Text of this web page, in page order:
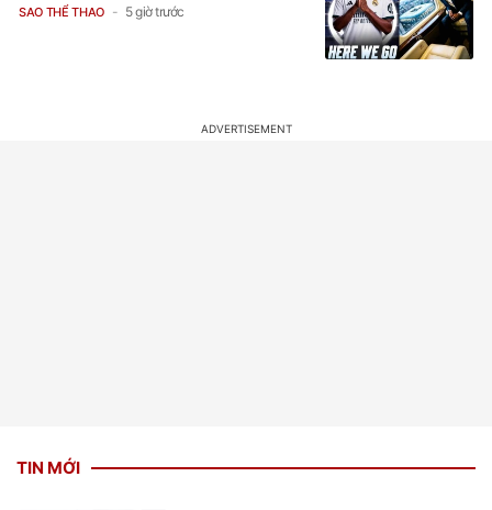
SAO THỂ THAO 5 giờ trước
TIN MỚI